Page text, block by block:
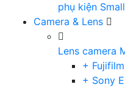
phụ kiện
Camera & Lens
Lens camera
+
+ Sony